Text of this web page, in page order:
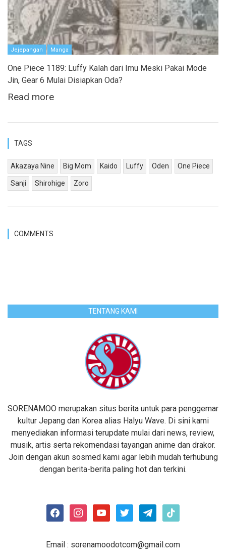
Jejepangan Manga
One Piece 1189: Luffy Kalah dari Imu Meski Pakai Mode
Jin, Gear 6 Mulai Disiapkan Oda?
Read more
TAGS
Akazaya Nine Big Mom Kaido Luffy Oden One Piece
Sanji Shirohige Zoro
COMMENTS
TENTANG KAMI
SORENAMOO merupakan situs berita untuk para penggemar
kultur Jepang dan Korea alias Halyu Wave. Di sini kami
menyediakan informasi terupdate mulai dari news, review,
musik, artis serta rekomendasi tayangan anime dan drakor.
Join dengan akun sosmed kami agar lebih mudah terhubung
dengan berita-berita paling hot dan terkini.
facebookinstagramyoutubetwitter telegramtiktok
Email : sorenamoodotcom@gmail.com